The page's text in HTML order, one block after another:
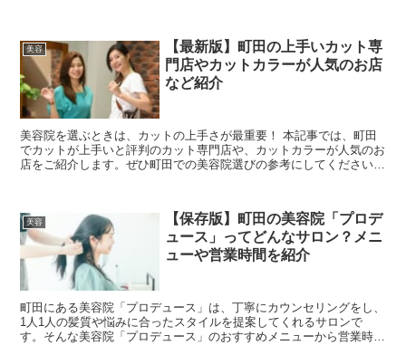
美容
【最新版】町田の上手いカット専
門店やカットカラーが人気のお店
など紹介
美容院を選ぶときは、カットの上手さが最重要！ 本記事では、町田
でカットが上手いと評判のカット専門店や、カットカラーが人気のお
店をご紹介します。ぜひ町田での美容院選びの参考にしてください
美容
【保存版】町田の美容院「プロデ
ュース」ってどんなサロン？メニ
ューや営業時間を紹介
町田にある美容院「プロデュース」は、丁寧にカウンセリングをし、
1人1人の髪質や悩みに合ったスタイルを提案してくれるサロンで
す。そんな美容院「プロデュース」のおすすめメニューから営業時間